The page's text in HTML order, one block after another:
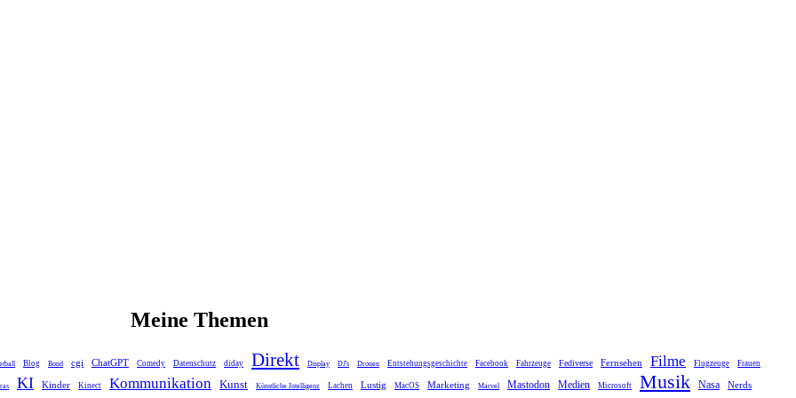
Meine Themen
Blog Bond cgi ChatGPT Comedy Datenschutz diday Direkt Display DJ's Dronen Entstehungsgeschichte Facebook Fahrzeuge Fediverse Fernsehen Filme Flugzeuge Frauen
KI Kinder Kinect Kommunikation Kunst Künstliche Intelligenz Lachen Lustig MacOS Marketing Marvel Mastodon Medien Microsoft Musik Nasa Nerds